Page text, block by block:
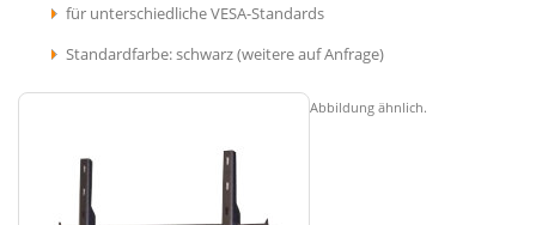
für unterschiedliche VESA-Standards
Standardfarbe: schwarz (weitere auf Anfrage)
Abbildung ähnlich.